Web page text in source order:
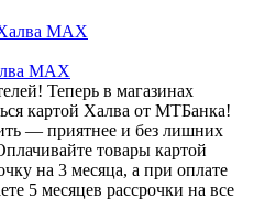
MАХ
Теперь в магазинах
картой Халва от МТБанка!
— приятнее и без лишних
товары картой
на 3 месяца, а при оплате
5 месяцев рассрочки на все